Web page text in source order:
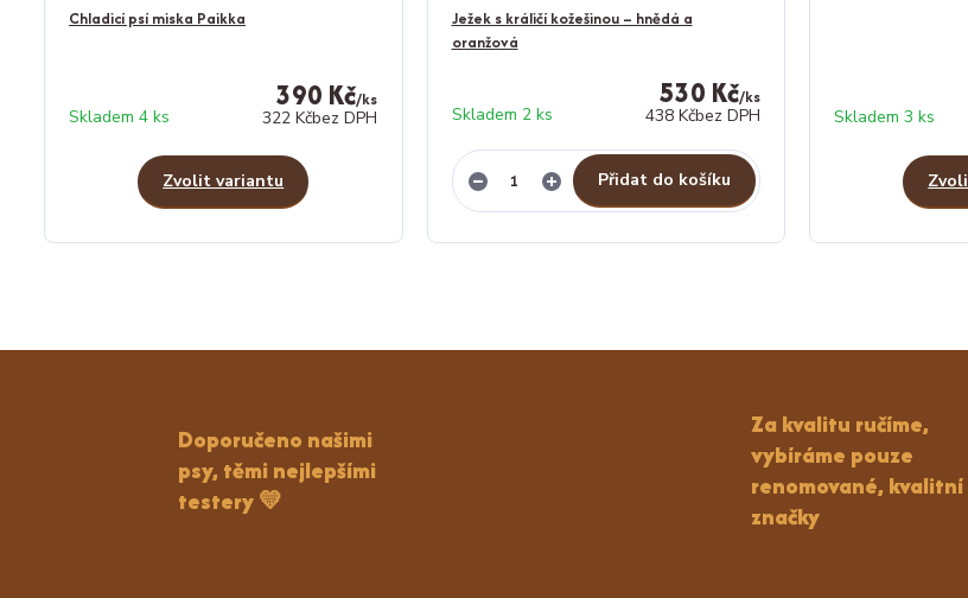
Chladicí psí miska Paikka
390 Kč/ks
322 Kčbez DPH
Skladem 4 ks
Zvolit variantu
Ježek s králičí kožešinou – hnědá a
oranžová
530 Kč/ks
438 Kčbez DPH
Skladem 2 ks
Přidat do košíku
Skladem 3 ks
Doporučeno našimi
psy, těmi nejlepšími
testery 💛
Za kvalitu ručíme,
vybíráme pouze
renomované, kvalitní
značky